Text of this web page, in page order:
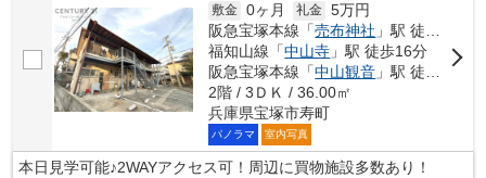
敷金 0ヶ月 礼金 5万円
阪急宝塚本線「売布神社 」駅 徒歩14分
福知山線「中山寺 」駅 徒歩16分
阪急宝塚本線「中山観音 」駅 徒歩17分
2階 / 3ＤＫ / 36.00㎡
兵庫県宝塚市寿町
パノラマ 室内写真
本日見学可能♪2WAYアクセス可！周辺に買物施設多数あり！